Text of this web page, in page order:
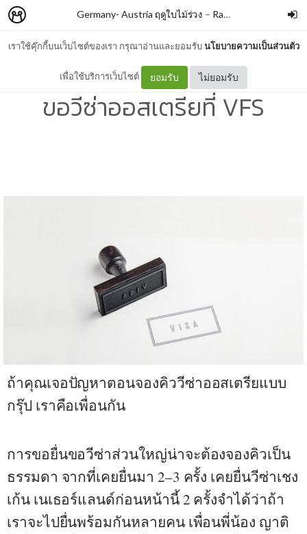
เราใช้คุ๊กกี้บนเว็บไซต์ของเรา กรุณาอ่านและยอมรับนโยบายความเป็นส่วนตัว
เพื่อใช้บริการเว็บไซต์ ยอมรับ ไม่ยอมรับ
Germany- Austria ฤดูใบไม้ร่วง – Ratikorn Klinpratoom
ความยุ่งยากของการจองคิว
ขอวีซ่าออสเตรียที่ VFS
ถ้าคุณเจอปัญหาตอนจองคิววีซ่าออสเตรียแบบ
กรุ๊ป เราคือเพื่อนกัน
การขอยื่นขอวีซ่าส่วนใหญ่น่าจะต้องจองคิวเป็น
ธรรมดา จากที่เคยยื่นมา 2–3 ครั้ง เคยยื่นวีซ่าเชง
เก้น เนเธอร์แลนด์ก่อนหน้านี้ 2 ครั้งจำได้ว่าถ้า
เราจะไปยื่นพร้อมกันหลายคน เพื่อนพี่น้อง ญาติ